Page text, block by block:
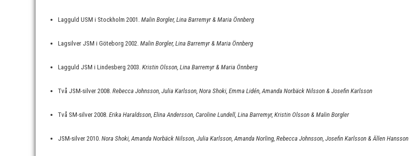
Lagguld USM i Stockholm 2001. Malin Borgler, Lina Barremyr & Maria Önnberg
Lagsilver JSM i Göteborg 2002. Malin Borgler, Lina Barremyr & Maria Önnberg
Lagguld JSM i Lindesberg 2003. Kristin Olsson, Lina Barremyr & Maria Önnberg
Två JSM-silver 2008. Rebecca Johnsson, Julia Karlsson, Nora Shoki, Emma Lidén, Amanda Norbäck Nilsson & Josefin Karlsson
Två SM-silver 2008. Erika Haraldsson, Elina Andersson, Caroline Lundell, Lina Barremyr, Kristin Olsson & Malin Borgler
JSM-silver 2010. Nora Shoki, Amanda Norbäck Nilsson, Julia Karlsson, Amanda Norling, Rebecca Johnsson, Josefin Karlsson & Ällen Hansson